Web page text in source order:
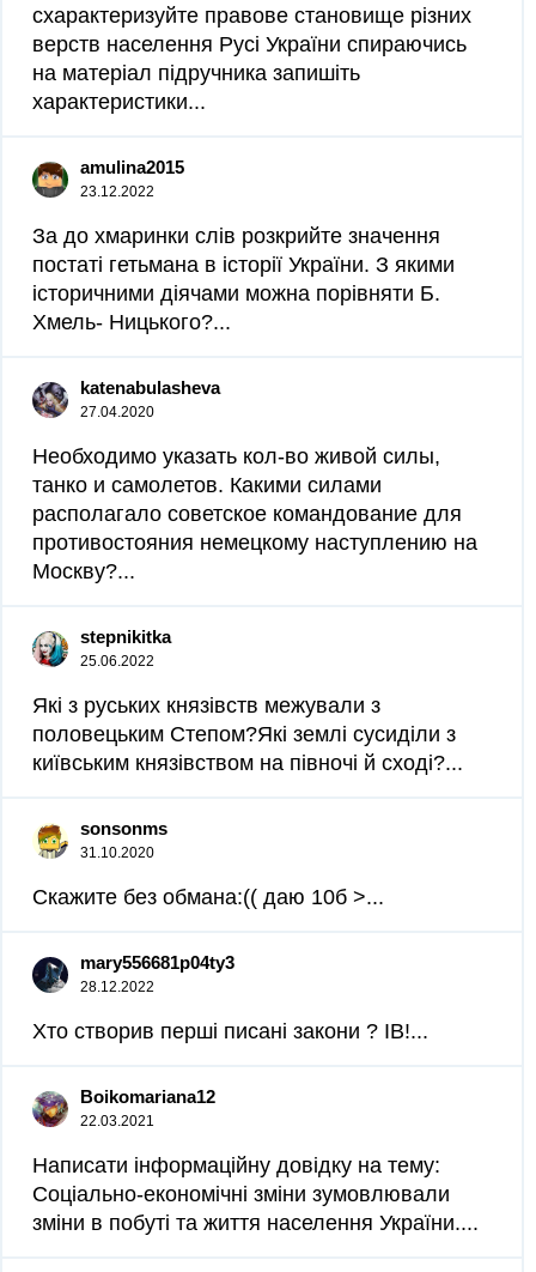
схарактеризуйте правове становище різних
верств населення Русі України спираючись
на матеріал підручника запишіть
характеристики...
amulina2015
23.12.2022
За до хмаринки слів розкрийте значення
постаті гетьмана в історії України. З якими
історичними діячами можна порівняти Б.
Хмель- Ницького?...
katenabulasheva
27.04.2020
Необходимо указать кол-во живой силы,
танко и самолетов. Какими силами
располагало советское командование для
противостояния немецкому наступлению на
Москву?...
stepnikitka
25.06.2022
Які з руських князівств межували з
половецьким Степом?Які землі сусиділи з
київським князівством на півночі й сході?...
sonsonms
31.10.2020
Скажите без обмана:(( даю 10б >...
mary556681p04ty3
28.12.2022
Хто створив перші писані закони ? ІВ!​...
Boikomariana12
22.03.2021
Написати інформаційну довідку на тему:
Соціально-економічні зміни зумовлювали
зміни в побуті та життя населення України....